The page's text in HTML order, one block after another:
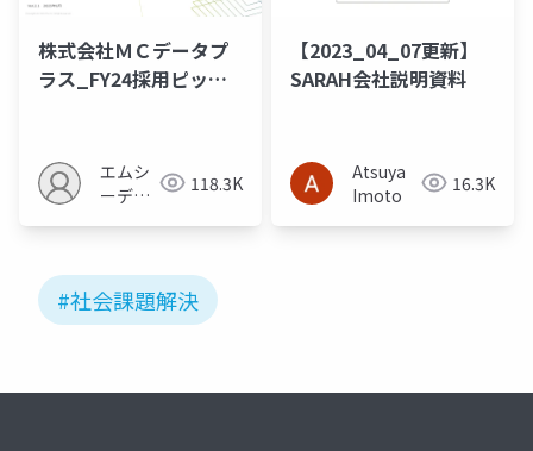
株式会社ＭＣデータプ
ラス_FY24採用ピッチ
エムシ
ーディ
118.3K
【2023_04_07更新】
SARAH会社説明資料
Atsuya
Imoto
16.3K
#社会課題解決